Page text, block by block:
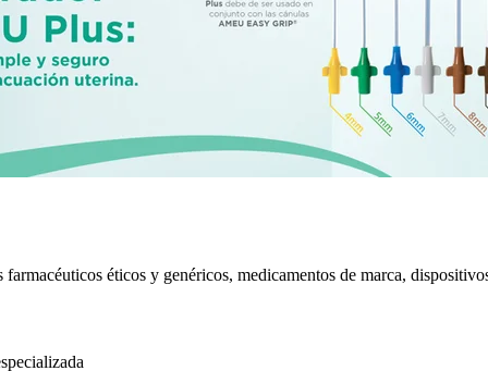
éticos y genéricos, medicamentos de marca,